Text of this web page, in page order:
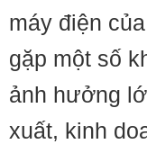
máy điện
gặp một số
ảnh hưởng
xuất, kinh